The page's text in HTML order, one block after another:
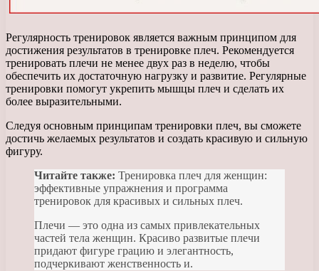
Регулярность тренировок является важным принципом для
достижения результатов в тренировке плеч. Рекомендуется
тренировать плечи не менее двух раз в неделю, чтобы
обеспечить их достаточную нагрузку и развитие. Регулярные
тренировки помогут укрепить мышцы плеч и сделать их
более выразительными.
Следуя основным принципам тренировки плеч, вы сможете
достичь желаемых результатов и создать красивую и сильную
фигуру.
Читайте также: Тренировка плеч для женщин:
эффективные упражнения и программа
тренировок для красивых и сильных плеч.
Плечи — это одна из самых привлекательных
частей тела женщин. Красиво развитые плечи
придают фигуре грацию и элегантность,
подчеркивают женственность и.